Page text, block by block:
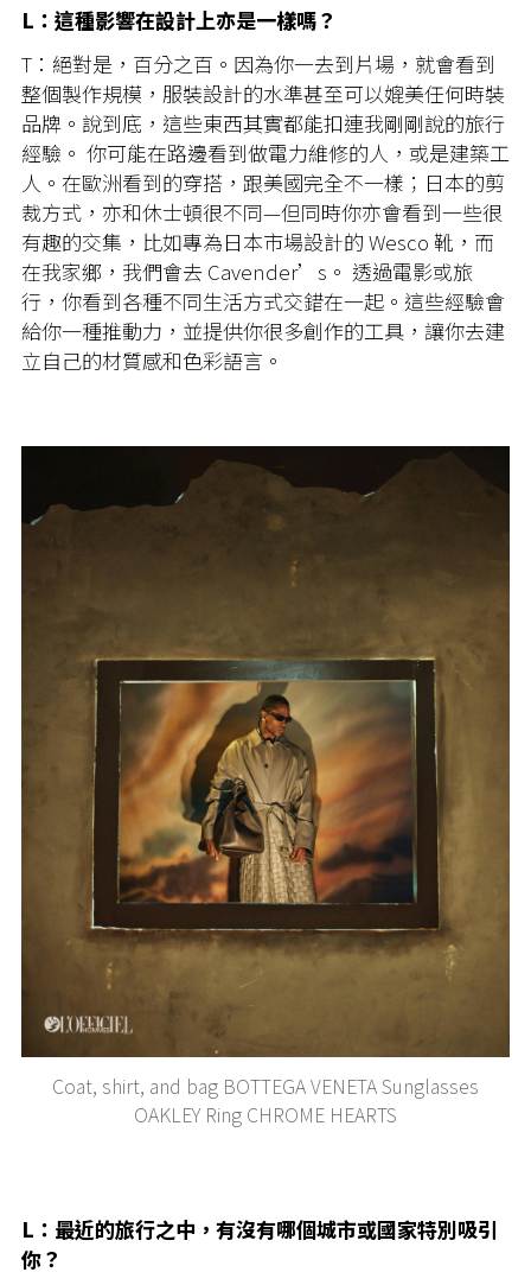
L：這種影響在設計上亦是一樣嗎？
T：絕對是，百分之百。因為你一去到片場，就會看到
整個製作規模，服裝設計的水準甚至可以媲美任何時裝
品牌。說到底，這些東西其實都能扣連我剛剛說的旅行
經驗。 你可能在路邊看到做電力維修的人，或是建築工
人。在歐洲看到的穿搭，跟美國完全不一樣；日本的剪
裁方式，亦和休士頓很不同—但同時你亦會看到一些很
有趣的交集，比如專為日本市場設計的 Wesco 靴，而
在我家鄉，我們會去 Cavender’s。 透過電影或旅
行，你看到各種不同生活方式交錯在一起。這些經驗會
給你一種推動力，並提供你很多創作的工具，讓你去建
立自己的材質感和色彩語言。
Coat, shirt, and bag BOTTEGA VENETA Sunglasses
OAKLEY Ring CHROME HEARTS
L：最近的旅行之中，有沒有哪個城市或國家特別吸引
你？